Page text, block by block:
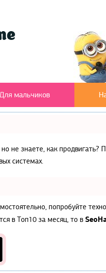
мальчиков
не знаете, как
системах.
попробуйте
в Топ10 за месяц, то в